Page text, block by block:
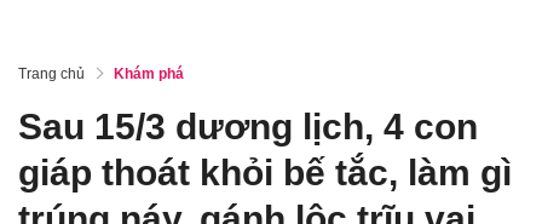
Trang chủ Khám phá
Sau 15/3 dương lịch, 4 con
giáp thoát khỏi bế tắc, làm gì